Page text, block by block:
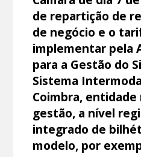
de repartição de
de negócio e o
implementar pela
para a Gestão do
Sistema
Coimbra,
gestão, a nível
integrado de
modelo, por